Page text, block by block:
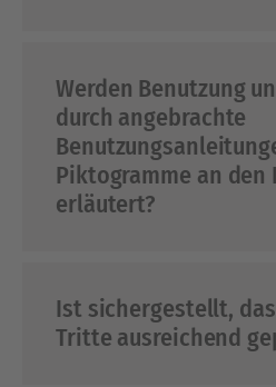
Werden Benutzung
durch angebrachte
Piktogramme an den
erläutert?
Ist sichergestellt,
Tritte ausreichend